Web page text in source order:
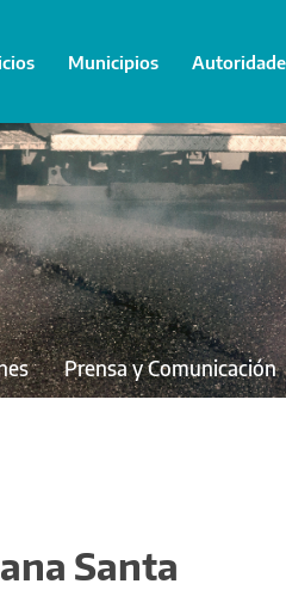
Municipios
Prensa y Comunicación
Santa